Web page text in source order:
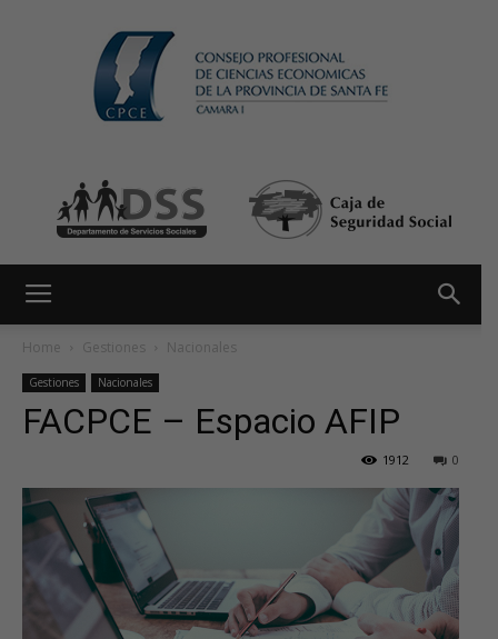
Home Gestiones Nacionales
Gestiones Nacionales
FACPCE – Espacio AFIP
0
1912